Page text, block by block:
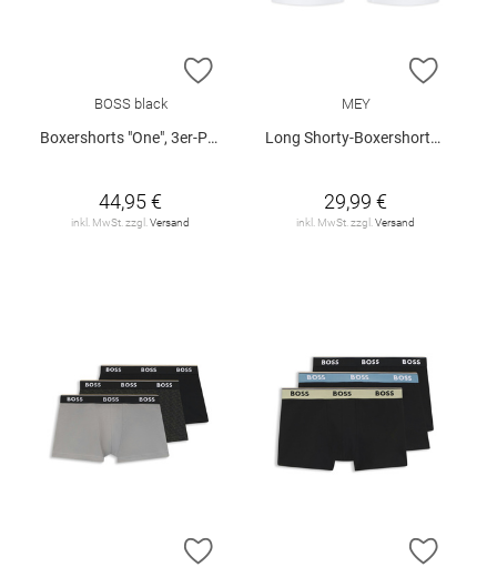
ZUR WUNSCHLISTE HINZUFÜGEN
BOSS black
Boxershorts "One", 3er-Pack
44,95 €
inkl. MwSt. zzgl.Versand
ZUR
MEY
Long Shorty-Boxershorts "Business Class"
29,99 €
inkl. MwSt. zzgl.Versand
ZUR WUNSCHLISTE HINZUFÜGEN
ZUR